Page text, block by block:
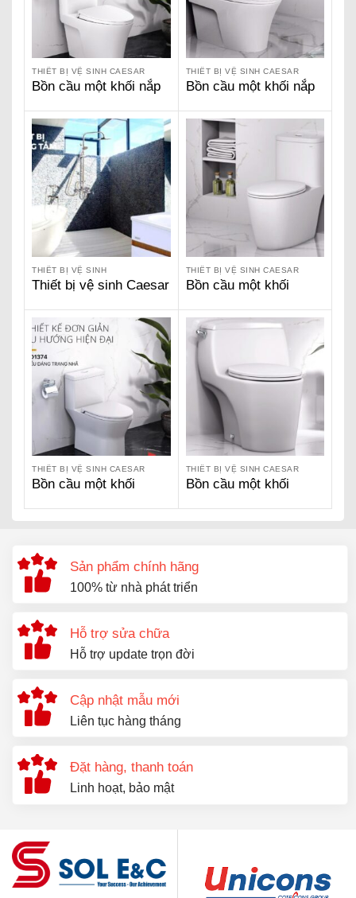
THIẾT BỊ VỆ SINH CAESAR
Bồn cầu một khối nắp
THIẾT BỊ VỆ SINH CAESAR
Bồn cầu một khối nắp
THIẾT BỊ VỆ SINH
Thiết bị vệ sinh Caesar
THIẾT BỊ VỆ SINH CAESAR
Bồn cầu một khối
THIẾT BỊ VỆ SINH CAESAR
Bồn cầu một khối
THIẾT BỊ VỆ SINH CAESAR
Bồn cầu một khối
Sản phẩm chính hãng
100% từ nhà phát triển
Hỗ trợ sửa chữa
Hỗ trợ update trọn đời
Cập nhật mẫu mới
Liên tục hàng tháng
Đặt hàng, thanh toán
Linh hoạt, bảo mật